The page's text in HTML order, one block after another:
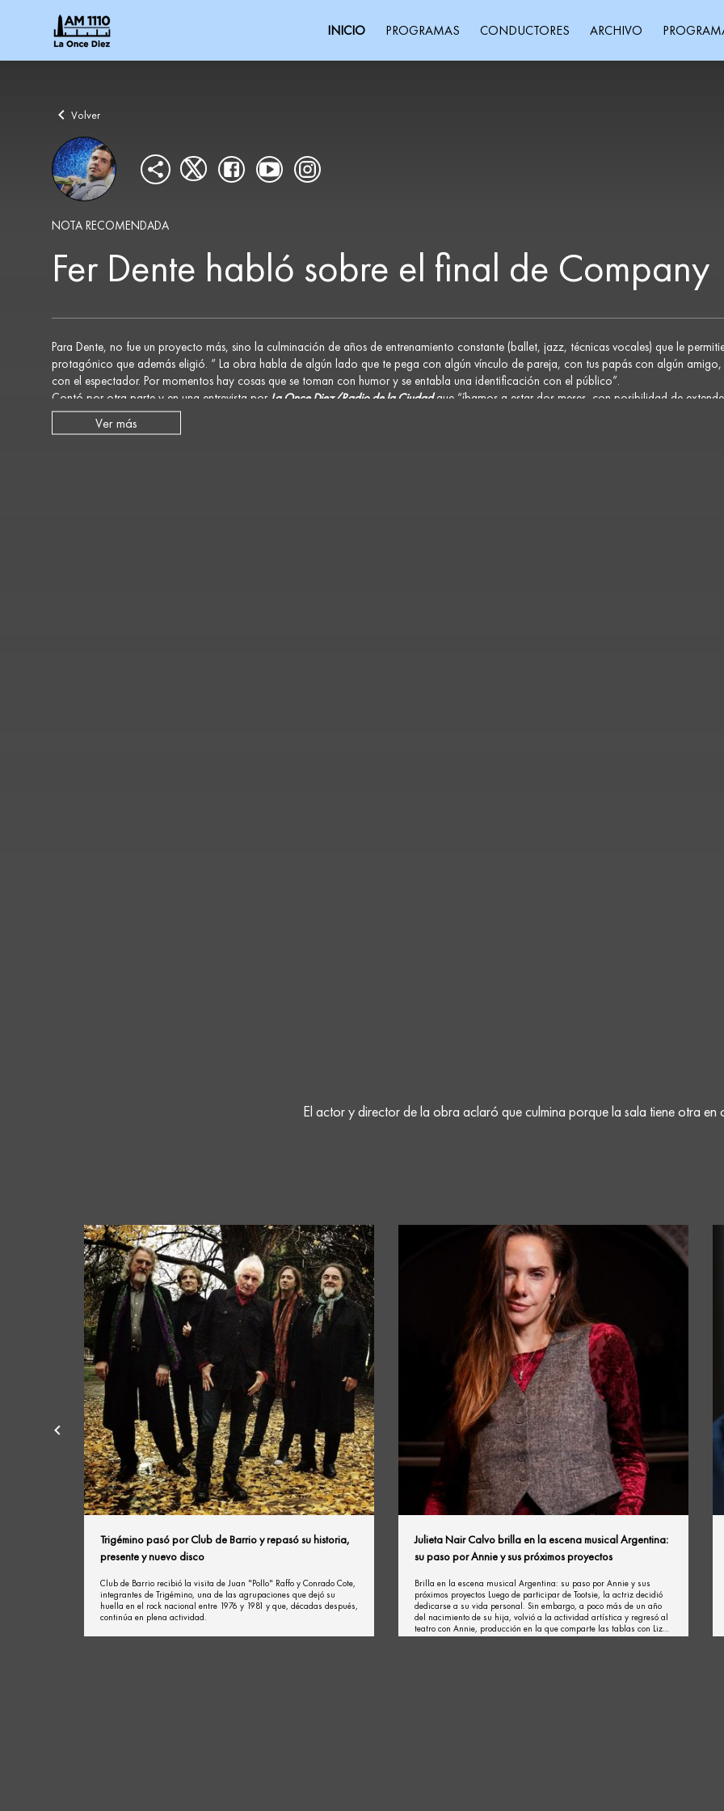
INICIO PROGRAMAS CONDUCTORES ARCHIVO
Volver
NOTA RECOMENDADA
Fer Dente habló sobre el final de Company
Para Dente, no fue un proyecto más, sino la culminación de años de entrenamiento constante (ballet, jazz, técnicas vocales) que le
protagónico que además eligió. “ La obra habla de algún lado que te pega con algún vínculo de pareja, con tus papás con algún amigo,
con el espectador. Por momentos hay cosas que se toman con humor y se entabla una identificación con el público”.
Contó por otra parte y en una entrevista por La Once Diez/Radio de la Ciudadque “íbamos a estar dos meses, con posibilidad de
que terminó pasando, ahora en la sala entra otra obra. Es muy grande para volver a hacer”.
Sobre el final, destacó que el mensaje principal es que “todos tenemos el derecho a soñar que podemos cumplir nuestros sueños”.
Ver más
El actor y director de la obra aclaró que culmina porque la sala tiene otra en
Trigémino pasó por Club de Barrio y repasó su historia,
presente y nuevo disco
Club de Barrio recibió la visita de Juan "Pollo" Raffo y Conrado Cote,
integrantes de Trigémino, una de las agrupaciones que dejó su
huella en el rock nacional entre 1976 y 1981 y que, décadas después,
continúa en plena actividad.
Julieta Nair Calvo brilla en la escena musical Argentina:
su paso por Annie y sus próximos proyectos
Brilla en la escena musical Argentina: su paso por Annie y sus
próximos proyectos Luego de participar de Tootsie, la actriz decidió
dedicarse a su vida personal. Sin embargo, a poco más de un año
del nacimiento de su hija, volvió a la actividad artística y regresó al
teatro con Annie, producción en la que comparte las tablas con Lizy
Tagliani y Miguel Ángel Rodríguez.